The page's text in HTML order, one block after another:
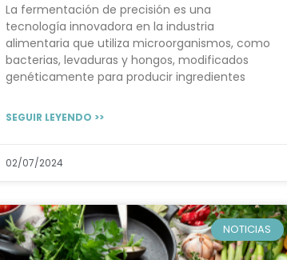
La fermentación de precisión es una
tecnología innovadora en la industria
alimentaria que utiliza microorganismos, como
bacterias, levaduras y hongos, modificados
genéticamente para producir ingredientes
SEGUIR LEYENDO >>
02/07/2024
NOTICIAS